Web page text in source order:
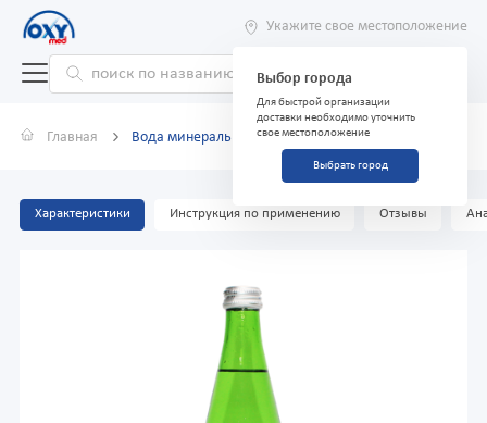
Укажите свое местоположение
Выбор города
Для быстрой организации
доставки необходимо уточнить
свое местоположение
Выбрать город
Главная Вода минеральная Чорток 0,5 л
Характеристики Инструкция по применению Отзывы